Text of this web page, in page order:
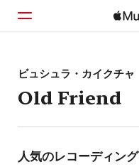
ホーム
見つける
検索
ビュシュラ・カイクチャ
Old Friend
人気のレコーディング